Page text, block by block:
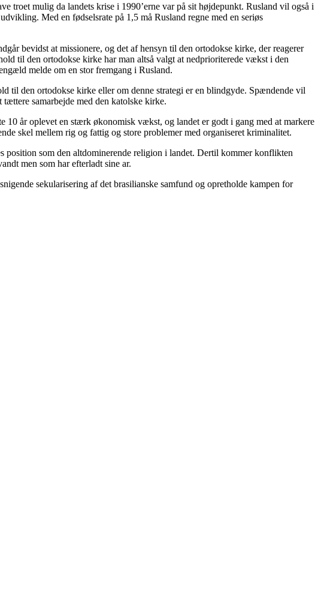
troet mulig da landets krise i 1990’erne var på sit højdepunkt. Rusland vil også i
Med en fødselsrate på 1,5 må Rusland regne med en seriøs
bevidst at missionere, og det af hensyn til den ortodokse kirke, der reagerer
til den ortodokse kirke har man altså valgt at nedprioriterede vækst i den
melde om en stor fremgang i Rusland.
til den ortodokse kirke eller om denne strategi er en blindgyde. Spændende vil
samarbejde med den katolske kirke.
10 år oplevet en stærk økonomisk vækst, og landet er godt i gang med at markere
skel mellem rig og fattig og store problemer med organiseret kriminalitet.
som den altdominerende religion i landet. Dertil kommer konflikten
men som har efterladt sine ar.
sekularisering af det brasilianske samfund og opretholde kampen for